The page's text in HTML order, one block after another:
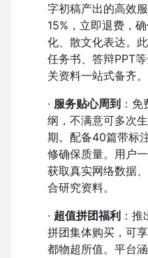
字初稿产出的高效
15%，立即退费，
化、散文化表达。
任务书、答辩PPT
关资料一站式备齐。
· 服务贴心周到 ：
纲，不满意可多次
期。配备40篇带标
修确保质量。用户
获取真实网络数据
合研究资料。
· 超值拼团福利 ：
拼团集体购买，可
都物超所值。平台